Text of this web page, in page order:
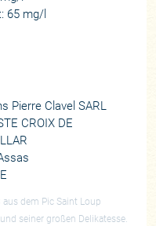
65 mg/l
Pierre Clavel SARL
CROIX DE
aus dem Pic Saint Loup
seiner großen Delikatesse.